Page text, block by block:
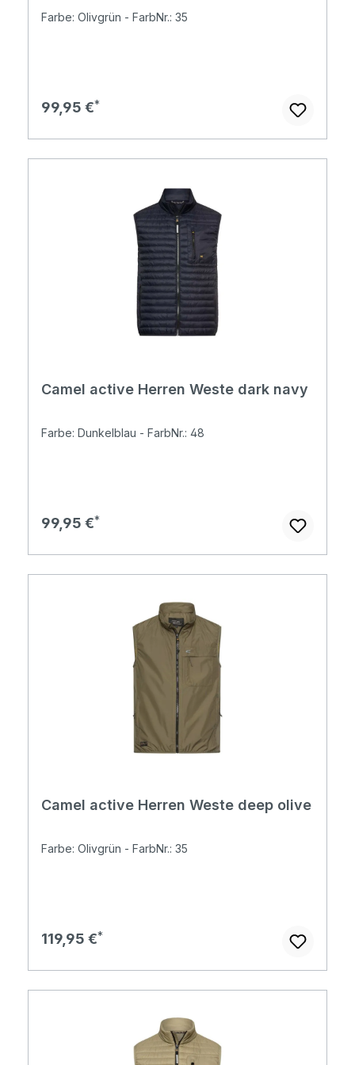
Farbe: Olivgrün - FarbNr.: 35
Regulärer Preis:
99,95 €
Camel active Herren Weste dark navy
Farbe: Dunkelblau - FarbNr.: 48
Regulärer Preis:
99,95 €
Camel active Herren Weste deep olive
Farbe: Olivgrün - FarbNr.: 35
Regulärer Preis:
119,95 €